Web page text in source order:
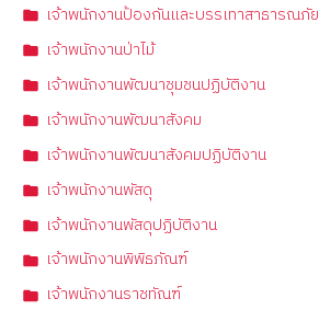
เจ้าพนักงานป้องกันและบรรเทาสาธารณภัย
เจ้าพนักงานป่าไม้
เจ้าพนักงานพัฒนาชุมชนปฏิบัติงาน
เจ้าพนักงานพัฒนาสังคม
เจ้าพนักงานพัฒนาสังคมปฏิบัติงาน
เจ้าพนักงานพัสดุ
เจ้าพนักงานพัสดุปฏิบัติงาน
เจ้าพนักงานพิพิธภัณฑ์
เจ้าพนักงานราชทัณฑ์